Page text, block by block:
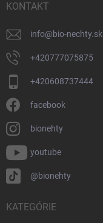
KONTAKT
info@bio-nechty.sk
+420777075875
+420608737444
facebook
bionehty
youtube
@bionehty
KATEGÓRIE